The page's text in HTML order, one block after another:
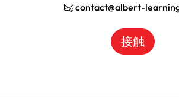
contact@albert-
接触